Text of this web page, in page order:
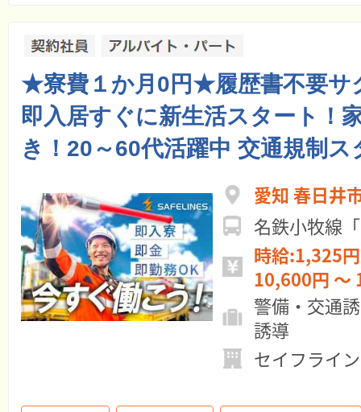
★寮費１か月0円★履歴書不要サ
即入居すぐに新生活スタート！
き！20～60代活躍中 交通規制ス
愛知 春日井
名鉄小牧線
時給:1,325
10,600円 ～
警備・交通
誘導
セイフライ